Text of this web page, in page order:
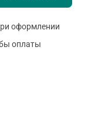
оформлении
оплаты